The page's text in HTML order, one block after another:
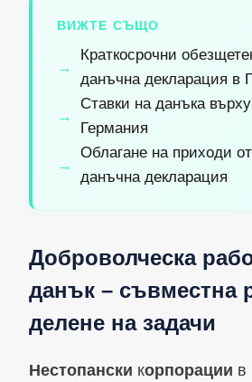
ВИЖТЕ СЪЩО
Краткосрочни
данъчна декларация в
Ставки на данъка
Германия
Облагане на приходи
данъчна декларация
Доброволческа
данък – съвместна
делене на задачи
Нестопански корпорации в